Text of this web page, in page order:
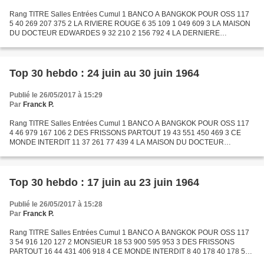
Rang TITRE Salles Entrées Cumul 1 BANCO A BANGKOK POUR OSS 117
5 40 269 207 375 2 LA RIVIERE ROUGE 6 35 109 1 049 609 3 LA MAISON
DU DOCTEUR EDWARDES 9 32 210 2 156 792 4 LA DERNIERE
TRIPORTEUR...
Top 30 hebdo : 24 juin au 30 juin 1964
Publié le 26/05/2017 à 15:29
Par Franck P.
Rang TITRE Salles Entrées Cumul 1 BANCO A BANGKOK POUR OSS 117
4 46 979 167 106 2 DES FRISSONS PARTOUT 19 43 551 450 469 3 CE
MONDE INTERDIT 11 37 261 77 439 4 LA MAISON DU DOCTEUR
LES FELINS...
Top 30 hebdo : 17 juin au 23 juin 1964
Publié le 26/05/2017 à 15:28
Par Franck P.
Rang TITRE Salles Entrées Cumul 1 BANCO A BANGKOK POUR OSS 117
3 54 916 120 127 2 MONSIEUR 18 53 900 595 953 3 DES FRISSONS
PARTOUT 16 44 431 406 918 4 CE MONDE INTERDIT 8 40 178 40 178 5